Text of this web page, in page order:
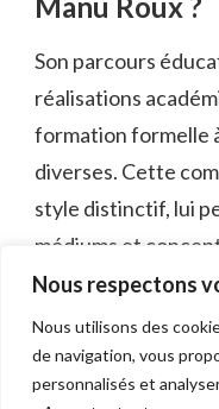
Nous respectons
Nous utilisons des
de navigation, vous
personnalisés et
Son parcours
réalisations
formation formelle
diverses. Cette
style distinctif, lui
médiums et
artistique en
Conclusion